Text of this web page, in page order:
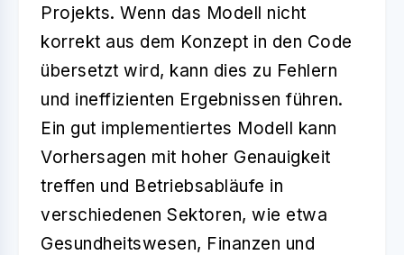
Projekts. Wenn das Modell nicht
korrekt aus dem Konzept in den Code
übersetzt wird, kann dies zu Fehlern
und ineffizienten Ergebnissen führen.
Ein gut implementiertes Modell kann
Vorhersagen mit hoher Genauigkeit
treffen und Betriebsabläufe in
verschiedenen Sektoren, wie etwa
Gesundheitswesen, Finanzen und